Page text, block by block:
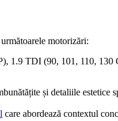
motorizări:
1.9 TDI (90, 101, 110, 130
și detaliile
care abordează contextul